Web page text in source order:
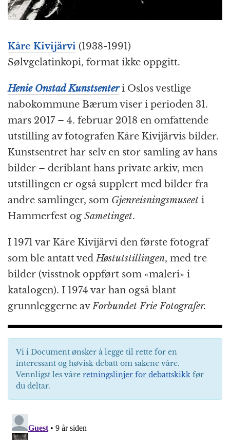
Kåre Kivijärvi (1938-1991)
Sølvgelatinkopi, format ikke oppgitt.
Henie Onstad Kunstsenteri Oslos vestlige
nabokommune Bærum viser i perioden 31.
mars 2017 – 4. februar 2018 en omfattende
utstilling av fotografen Kåre Kivijärvis bilder.
Kunstsentret har selv en stor samling av hans
bilder – deriblant hans private arkiv, men
utstillingen er også supplert med bilder fra
andre samlinger, som Gjenreisningsmuseet i
Hammerfest og Sametinget.
I 1971 var Kåre Kivijärvi den første fotograf
som ble antatt vedHøstutstillingen, med tre
bilder (visstnok oppført som «maleri» i
katalogen). I 1974 var han også blant
grunnleggerne avForbundet Frie Fotografer.
Vi i Document ønsker å legge til rette for en
interessant og høvisk debatt om sakene våre.
Vennligst les våre retningslinjer for debattskikk før
du deltar.